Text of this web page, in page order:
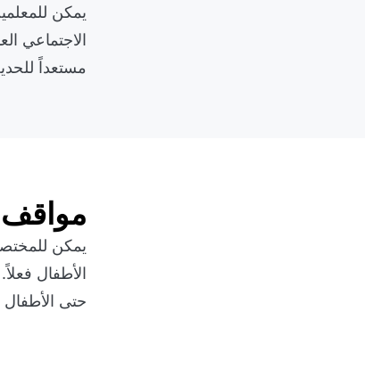
يمكن
الاجتماعي
مستعداً
مواقف
يمكن
الأطفال
حتى الأطفال